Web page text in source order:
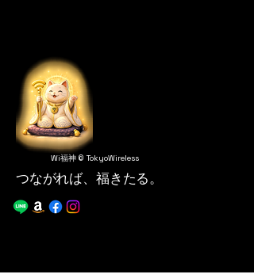
Wi福神 © TokyoWireless
つながれば、福きたる。